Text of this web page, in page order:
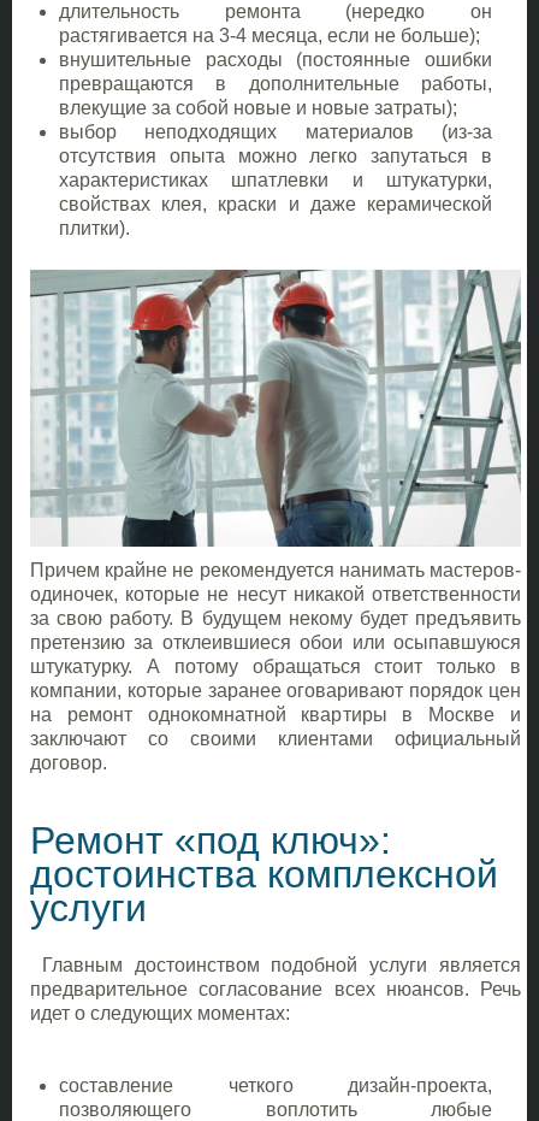
длительность ремонта (нередко он
растягивается на 3-4 месяца, если не больше);
внушительные расходы (постоянные ошибки
превращаются в дополнительные работы,
влекущие за собой новые и новые затраты);
выбор неподходящих материалов (из-за
отсутствия опыта можно легко запутаться в
характеристиках шпатлевки и штукатурки,
свойствах клея, краски и даже керамической
плитки).
Причем крайне не рекомендуется нанимать мастеров-
одиночек, которые не несут никакой ответственности
за свою работу. В будущем некому будет предъявить
претензию за отклеившиеся обои или осыпавшуюся
штукатурку. А потому обращаться стоит только в
компании, которые заранее оговаривают порядок цен
на ремонт однокомнатной квартиры в Москве и
заключают со своими клиентами официальный
договор.
Ремонт «под ключ»:
достоинства комплексной
услуги
Главным достоинством подобной услуги является
предварительное согласование всех нюансов. Речь
идет о следующих моментах:
составление четкого дизайн-проекта,
позволяющего воплотить любые